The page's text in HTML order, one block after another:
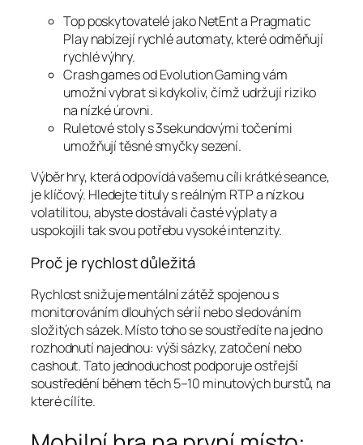
Top poskytovatelé jako NetEnt a Pragmatic
Play nabízejí rychlé automaty, které odměňují
rychlé výhry.
Crash games od Evolution Gaming vám
umožní vybrat si kdykoliv, čímž udržují riziko
na nízké úrovni.
Ruletové stoly s 3sekundovými točeními
umožňují těsné smyčky sezení.
Výběr hry, která odpovídá vašemu cíli krátké seance,
je klíčový. Hledejte tituly s reálným RTP a nízkou
volatilitou, abyste dostávali časté výplaty a
uspokojili tak svou potřebu vysoké intenzity.
Proč je rychlost důležitá
Rychlost snižuje mentální zátěž spojenou s
monitorováním dlouhých sérií nebo sledováním
složitých sázek. Místo toho se soustředíte na jedno
rozhodnutí najednou: výši sázky, zatočení nebo
cashout. Tato jednoduchost podporuje ostřejší
soustředění během těch 5–10 minutových burstů, na
které cílíte.